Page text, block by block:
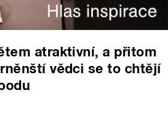
atraktivní, a přitom
vědci se to chtějí